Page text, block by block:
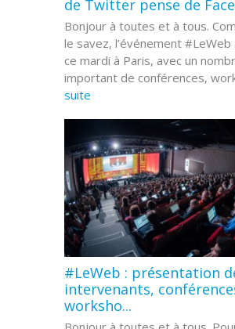
de Twitter pense de
Bonjour à toutes et à tous.
le savez, l’événement
ce mardi à Paris, avec un
important de conférences,
suite
#LeWeb : présentation
intervenants,
worksho...